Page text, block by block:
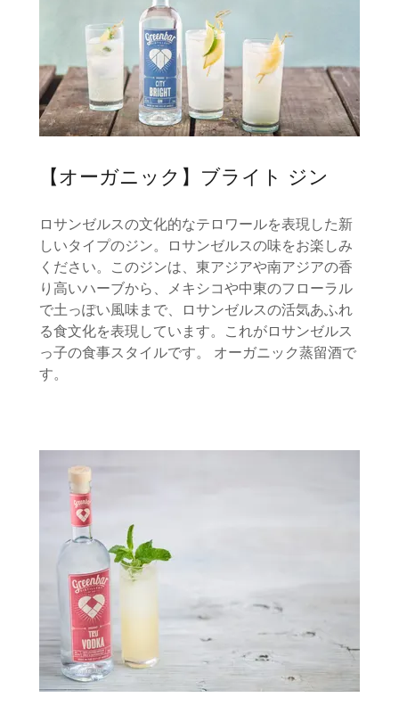
【オーガニック】ブライト ジン
ロサンゼルスの文化的なテロワールを表現した新
しいタイプのジン。ロサンゼルスの味をお楽しみ
ください。このジンは、東アジアや南アジアの香
り高いハーブから、メキシコや中東のフローラル
で土っぽい風味まで、ロサンゼルスの活気あふれ
る食文化を表現しています。これがロサンゼルス
っ子の食事スタイルです。 オーガニック蒸留酒で
す。